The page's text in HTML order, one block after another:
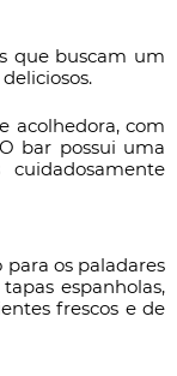
que buscam um
acolhedora, com
bar possui uma
os paladares
espanholas,
frescos e de